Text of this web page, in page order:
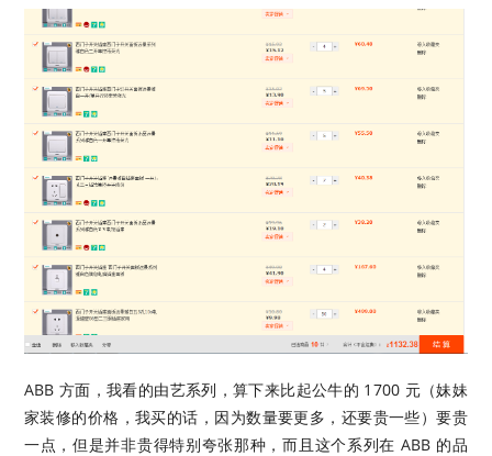
ABB 方面，我看的由艺系列，算下来比起公牛的 1700 元（妹妹
家装修的价格，我买的话，因为数量要更多，还要贵一些）要贵
一点，但是并非贵得特别夸张那种，而且这个系列在 ABB 的品